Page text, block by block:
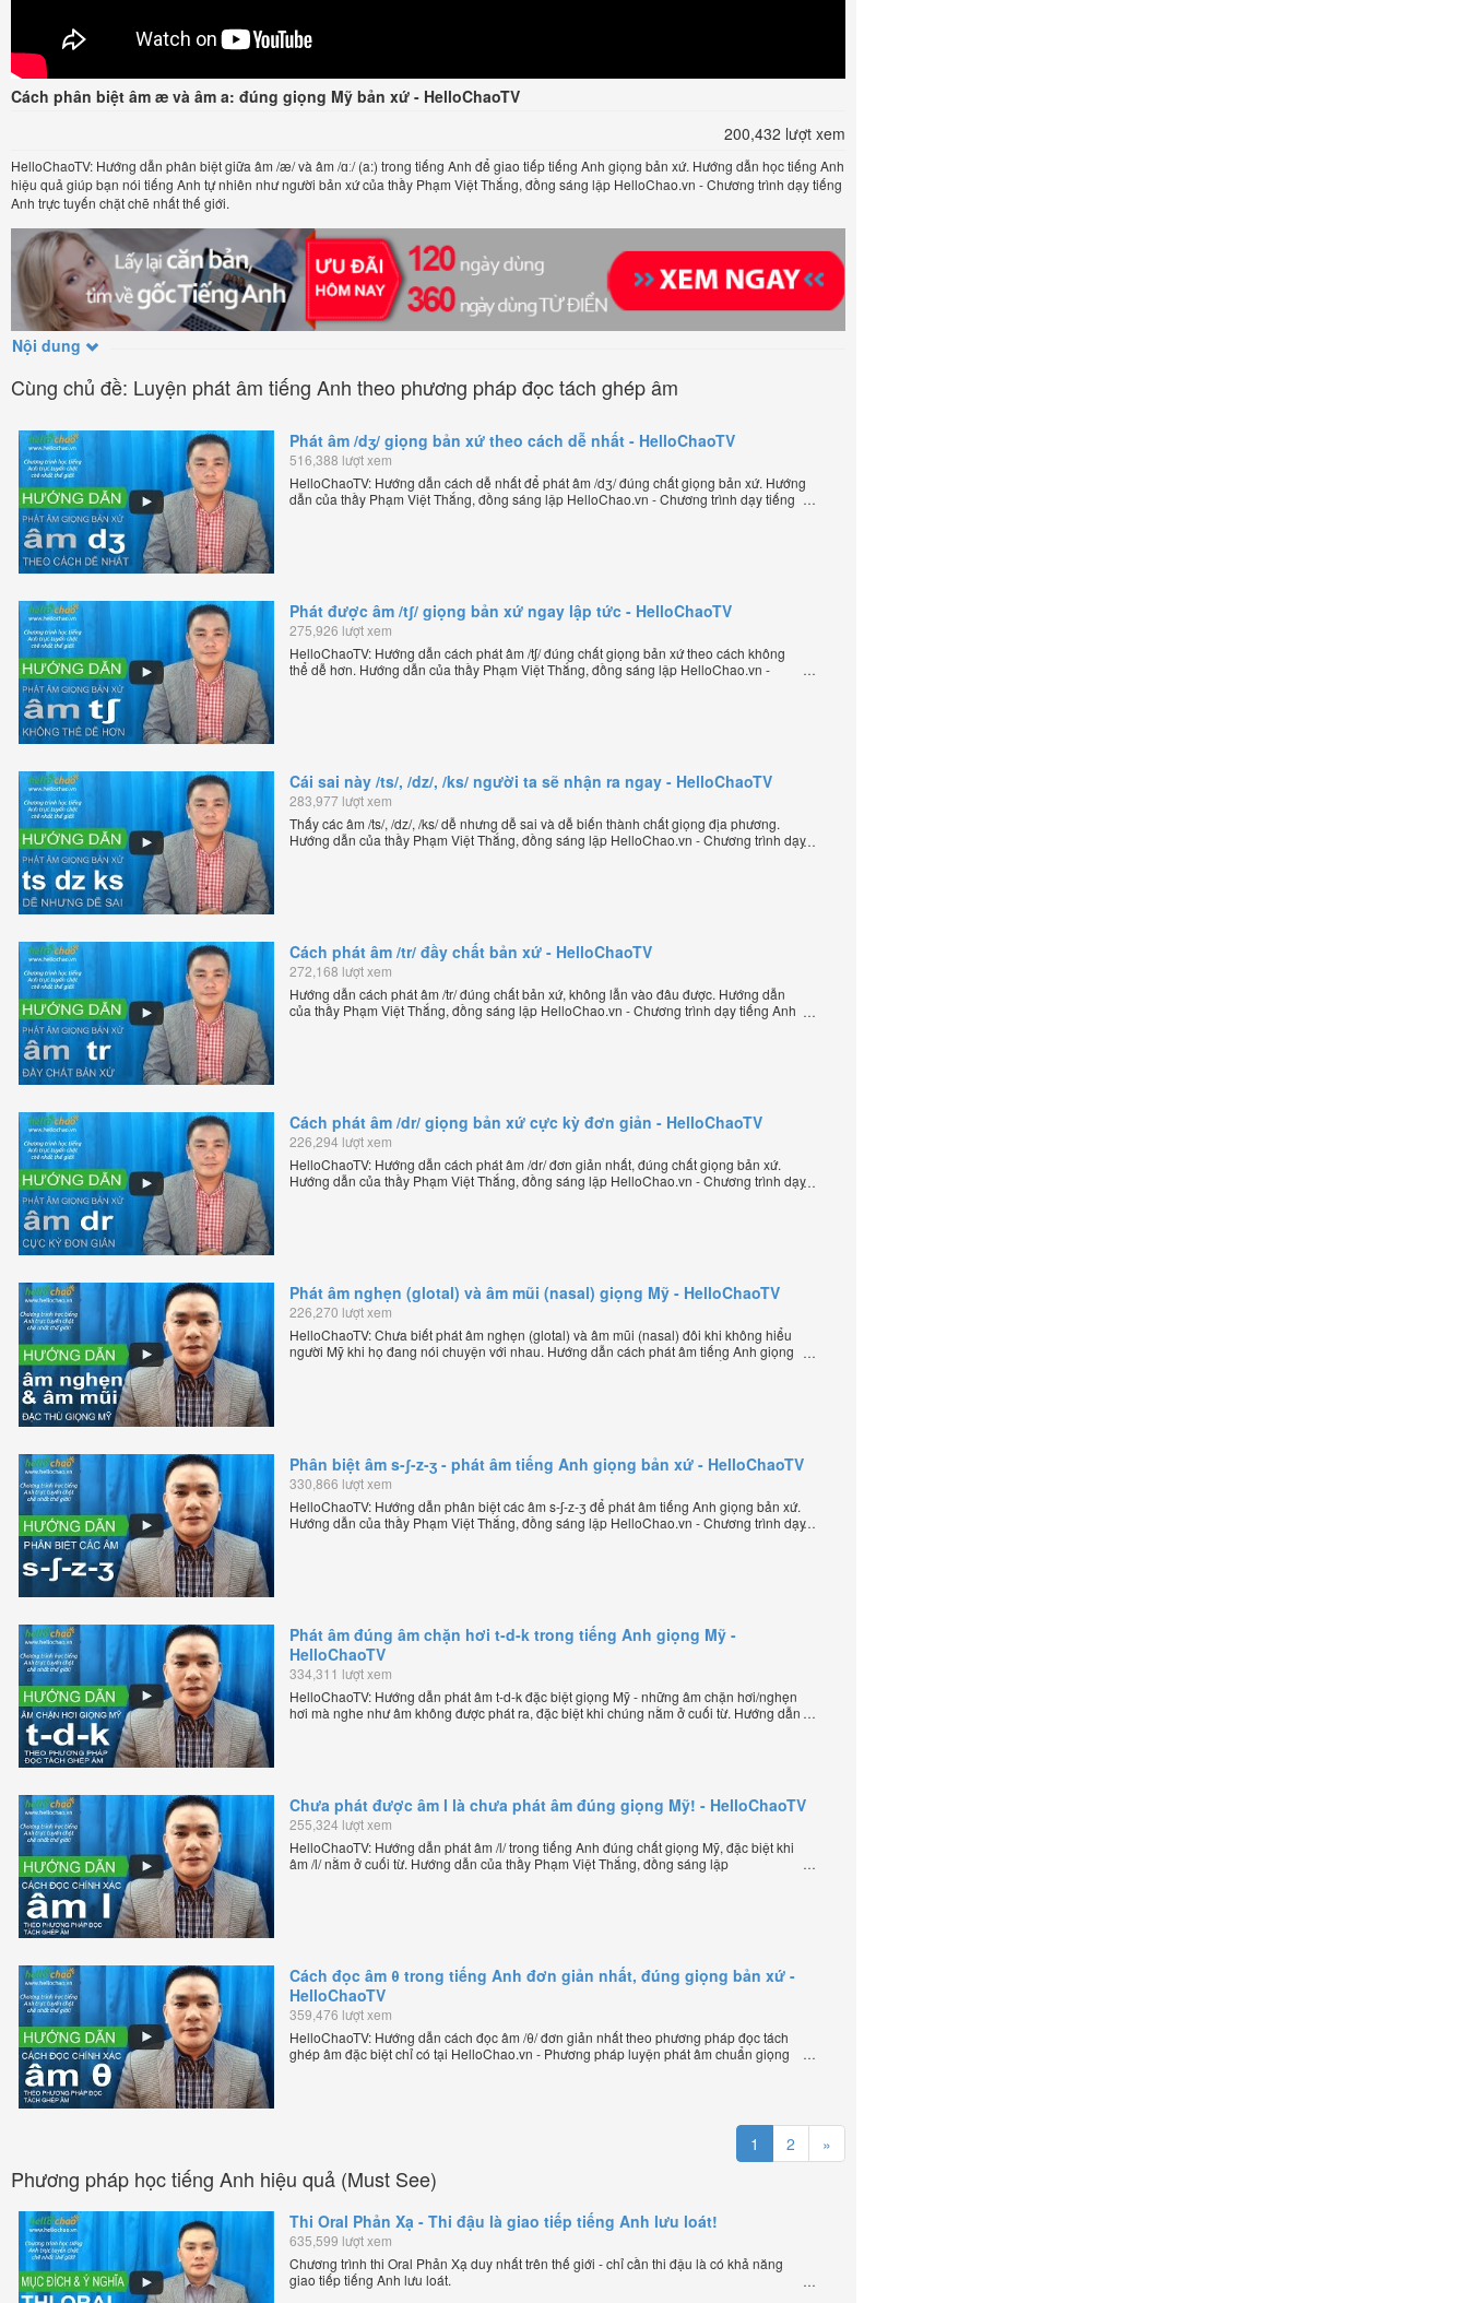
Cách phân biệt âm æ và âm a: đúng giọng Mỹ bản xứ - HelloChaoTV
200,432 lượt xem
HelloChaoTV: Hướng dẫn phân biệt giữa âm /æ/ và âm /ɑː/ (a:) trong tiếng Anh để giao tiếp tiếng Anh giọng bản xứ. Hướng dẫn học tiếng Anh
hiệu quả giúp bạn nói tiếng Anh tự nhiên như người bản xứ của thầy Phạm Việt Thắng, đồng sáng lập HelloChao.vn - Chương trình dạy tiếng
Anh trực tuyến chặt chẽ nhất thế giới.
Nội dung
Cùng chủ đề: Luyện phát âm tiếng Anh theo phương pháp đọc tách ghép âm
Phát âm /dʒ/ giọng bản xứ theo cách dễ nhất - HelloChaoTV
516,388 lượt xem
HelloChaoTV: Hướng dẫn cách dễ nhất để phát âm /dʒ/ đúng chất giọng bản xứ. Hướng
dẫn của thầy Phạm Việt Thắng, đồng sáng lập HelloChao.vn - Chương trình dạy tiếng
Phát được âm /tʃ/ giọng bản xứ ngay lập tức - HelloChaoTV
275,926 lượt xem
HelloChaoTV: Hướng dẫn cách phát âm /tʃ/ đúng chất giọng bản xứ theo cách không
thể dễ hơn. Hướng dẫn của thầy Phạm Việt Thắng, đồng sáng lập HelloChao.vn -
Cái sai này /ts/, /dz/, /ks/ người ta sẽ nhận ra ngay - HelloChaoTV
283,977 lượt xem
Thấy các âm /ts/, /dz/, /ks/ dễ nhưng dễ sai và dễ biến thành chất giọng địa phương.
Hướng dẫn của thầy Phạm Việt Thắng, đồng sáng lập HelloChao.vn - Chương trình dạy
Cách phát âm /tr/ đầy chất bản xứ - HelloChaoTV
272,168 lượt xem
Hướng dẫn cách phát âm /tr/ đúng chất bản xứ, không lẫn vào đâu được. Hướng dẫn
của thầy Phạm Việt Thắng, đồng sáng lập HelloChao.vn - Chương trình dạy tiếng Anh
Cách phát âm /dr/ giọng bản xứ cực kỳ đơn giản - HelloChaoTV
226,294 lượt xem
HelloChaoTV: Hướng dẫn cách phát âm /dr/ đơn giản nhất, đúng chất giọng bản xứ.
Hướng dẫn của thầy Phạm Việt Thắng, đồng sáng lập HelloChao.vn - Chương trình dạy
Phát âm nghẹn (glotal) và âm mũi (nasal) giọng Mỹ - HelloChaoTV
226,270 lượt xem
HelloChaoTV: Chưa biết phát âm nghẹn (glotal) và âm mũi (nasal) đôi khi không hiểu
người Mỹ khi họ đang nói chuyện với nhau. Hướng dẫn cách phát âm tiếng Anh giọng
Mỹ theo phương pháp đọc tách ghép âm đặc biệt của thầy Phạm Việt Thắng, đồng
Phân biệt âm s-ʃ-z-ʒ - phát âm tiếng Anh giọng bản xứ - HelloChaoTV
330,866 lượt xem
HelloChaoTV: Hướng dẫn phân biệt các âm s-ʃ-z-ʒ để phát âm tiếng Anh giọng bản xứ.
Hướng dẫn của thầy Phạm Việt Thắng, đồng sáng lập HelloChao.vn - Chương trình dạy
Phát âm đúng âm chặn hơi t-d-k trong tiếng Anh giọng Mỹ -
HelloChaoTV
334,311 lượt xem
HelloChaoTV: Hướng dẫn phát âm t-d-k đặc biệt giọng Mỹ - những âm chặn hơi/nghẹn
hơi mà nghe như âm không được phát ra, đặc biệt khi chúng nằm ở cuối từ. Hướng dẫn
Chưa phát được âm l là chưa phát âm đúng giọng Mỹ! - HelloChaoTV
255,324 lượt xem
HelloChaoTV: Hướng dẫn phát âm /l/ trong tiếng Anh đúng chất giọng Mỹ, đặc biệt khi
âm /l/ nằm ở cuối từ. Hướng dẫn của thầy Phạm Việt Thắng, đồng sáng lập
Cách đọc âm θ trong tiếng Anh đơn giản nhất, đúng giọng bản xứ -
HelloChaoTV
359,476 lượt xem
HelloChaoTV: Hướng dẫn cách đọc âm /θ/ đơn giản nhất theo phương pháp đọc tách
ghép âm đặc biệt chỉ có tại HelloChao.vn - Phương pháp luyện phát âm chuẩn giọng
1 2 »
Phương pháp học tiếng Anh hiệu quả (Must See)
Thi Oral Phản Xạ - Thi đậu là giao tiếp tiếng Anh lưu loát!
635,599 lượt xem
Chương trình thi Oral Phản Xạ duy nhất trên thế giới - chỉ cần thi đậu là có khả năng
giao tiếp tiếng Anh lưu loát.